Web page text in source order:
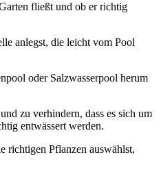
fließt und ob er richtig
anlegst, die leicht vom Pool
oder Salzwasserpool herum
zu verhindern, dass es sich um
entwässert werden.
richtigen Pflanzen auswählst,